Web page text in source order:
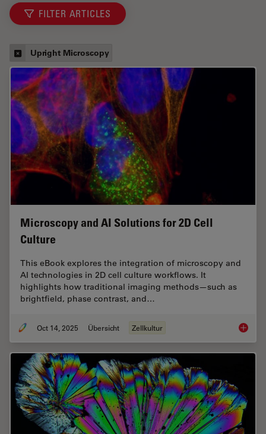
FILTER ARTICLES
Upright Microscopy
Microscopy and AI Solutions for 2D Cell
Culture
This eBook explores the integration of microscopy and
AI technologies in 2D cell culture workflows. It
highlights how traditional imaging methods—such as
brightfield, phase contrast, and…
Oct 14, 2025 Übersicht Zellkultur